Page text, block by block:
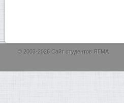
© 2003-2026 Сайт студентов ЯГМА